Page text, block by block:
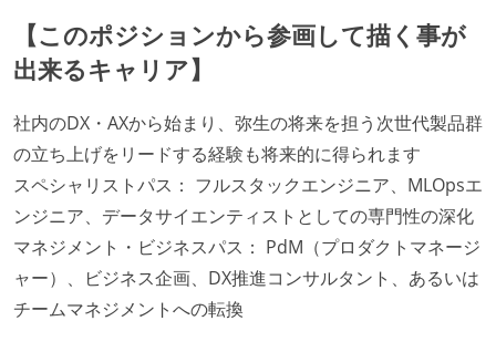
【このポジションから参画して描く事が
出来るキャリア】
社内のDX・AXから始まり、弥生の将来を担う次世代製品群
の立ち上げをリードする経験も将来的に得られます
スペシャリストパス： フルスタックエンジニア、MLOpsエ
ンジニア、データサイエンティストとしての専門性の深化
マネジメント・ビジネスパス： PdM（プロダクトマネージ
ャー）、ビジネス企画、DX推進コンサルタント、あるいは
チームマネジメントへの転換